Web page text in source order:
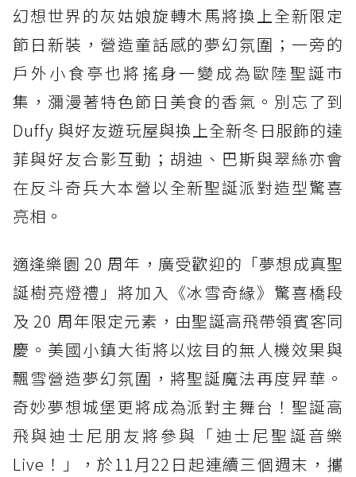
幻想世界的灰姑娘旋轉木馬將換上全新限定
節日新裝，營造童話感的夢幻氛圍；一旁的
戶外小食亭也將搖身一變成為歐陸聖誕市
集，瀰漫著特色節日美食的香氣。別忘了到
Duffy 與好友遊玩屋與換上全新冬日服飾的達
菲與好友合影互動；胡迪、巴斯與翠絲亦會
在反斗奇兵大本營以全新聖誕派對造型驚喜
亮相。
適逢樂園 20 周年，廣受歡迎的「夢想成真聖
誕樹亮燈禮」將加入《冰雪奇緣》驚喜橋段
及 20 周年限定元素，由聖誕高飛帶領賓客同
慶。美國小鎮大街將以炫目的無人機效果與
飄雪營造夢幻氛圍，將聖誕魔法再度昇華。
奇妙夢想城堡更將成為派對主舞台！聖誕高
飛與迪士尼朋友將參與「迪士尼聖誕音樂
Live！」，於11月22日起連續三個週末，攜